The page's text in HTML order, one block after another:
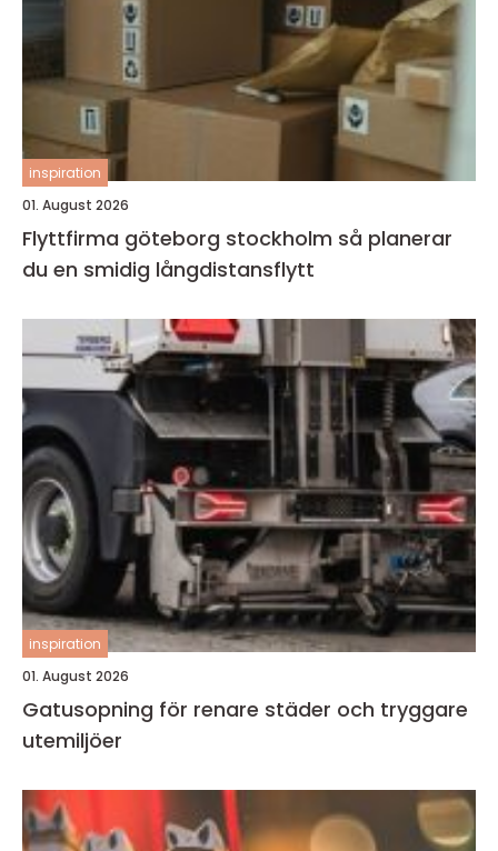
inspiration
01. August 2026
Flyttfirma göteborg stockholm så planerar
du en smidig långdistansflytt
inspiration
01. August 2026
Gatusopning för renare städer och tryggare
utemiljöer